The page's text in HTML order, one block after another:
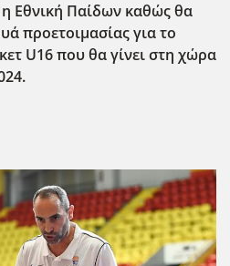
η Εθνική Παίδων καθώς θα
προετοιμασίας για το
U16 που θα γίνει στη χώρα